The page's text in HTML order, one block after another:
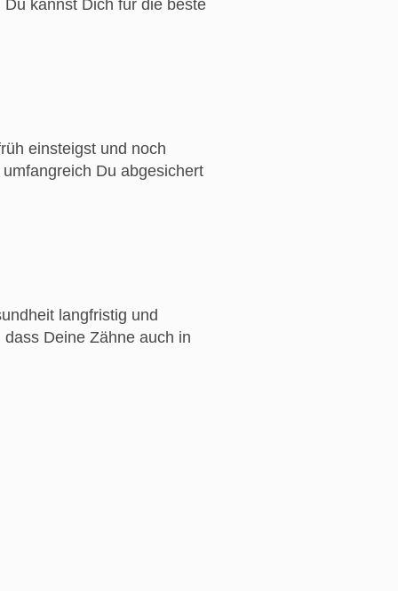
kannst Dich für die beste
einsteigst und noch
Du abgesichert
langfristig und
Deine Zähne auch in